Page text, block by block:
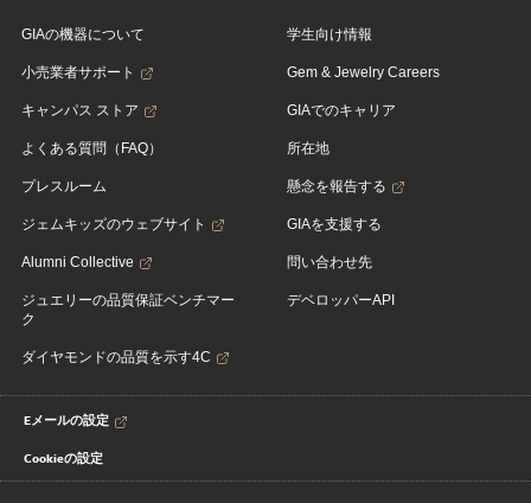
GIAの機器について
小売業者サポート
キャンパス ストア
よくある質問（FAQ）
プレスルーム
ジェムキッズのウェブサイト
Alumni Collective
ジュエリーの品質保証ベンチマー
ク
ダイヤモンドの品質を示す4C
学生向け情報
Gem & Jewelry Careers
GIAでのキャリア
所在地
懸念を報告する
GIAを支援する
問い合わせ先
デベロッパーAPI
Eメールの設定
Cookieの設定